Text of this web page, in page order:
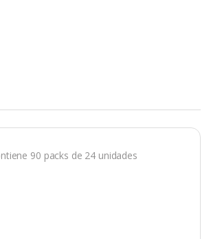
90 packs de 24 unidades